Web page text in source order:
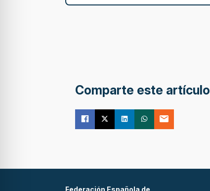
Comparte este artículo
Federación Española de